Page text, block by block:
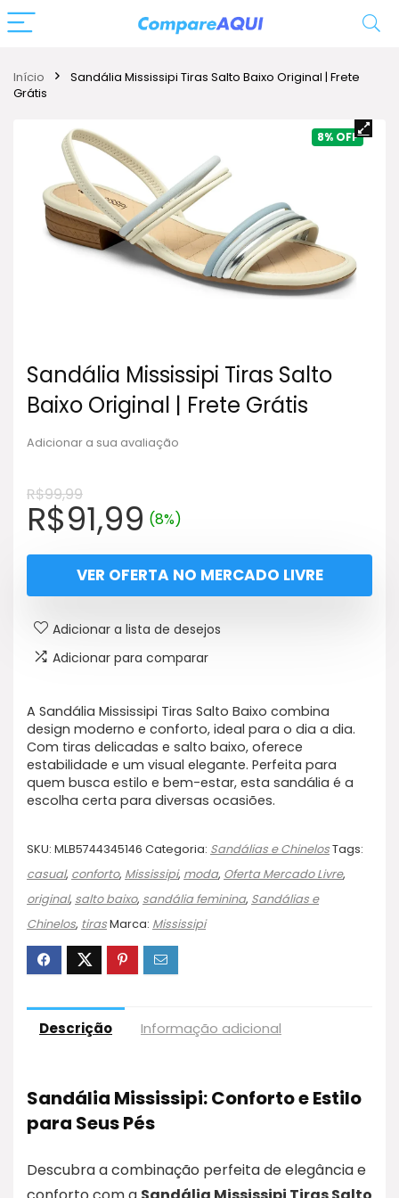
Início
Sandália Mississipi Tiras Salto Baixo Original | Frete
Grátis
8%
Sandália Mississipi Tiras Salto
Baixo Original | Frete Grátis
Adicionar a sua avaliação
R$99,99
O
preço
original
era:
R$99,99.
R$91,99O
preço
atual
é:
R$91,99.
(8%)
VER OFERTA NO MERCADO LIVRE
Adicionar a lista de desejos
Adicionar para comparar
A Sandália Mississipi Tiras Salto Baixo combina
design moderno e conforto, ideal para o dia a dia.
Com tiras delicadas e salto baixo, oferece
estabilidade e um visual elegante. Perfeita para
quem busca estilo e bem-estar, esta sandália é a
escolha certa para diversas ocasiões.
SKU: MLB5744345146 Categoria: Sandálias e ChinelosTags:
casual, conforto, Mississipi, moda, Oferta Mercado Livre,
original, salto baixo, sandália feminina, Sandálias e
Chinelos, tirasMarca: Mississipi
Descrição Informação adicional
Sandália Mississipi: Conforto e Estilo
para Seus Pés
Descubra a combinação perfeita de elegância e